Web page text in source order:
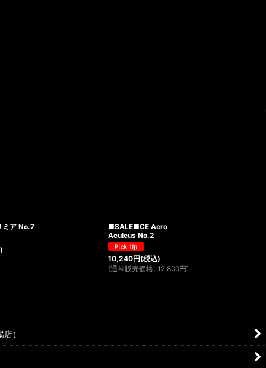
ア No.7
■SALE■CE Acro
Aculeus No.2
10,240円(税込)
[通常販売価格 : 12,800円]
）